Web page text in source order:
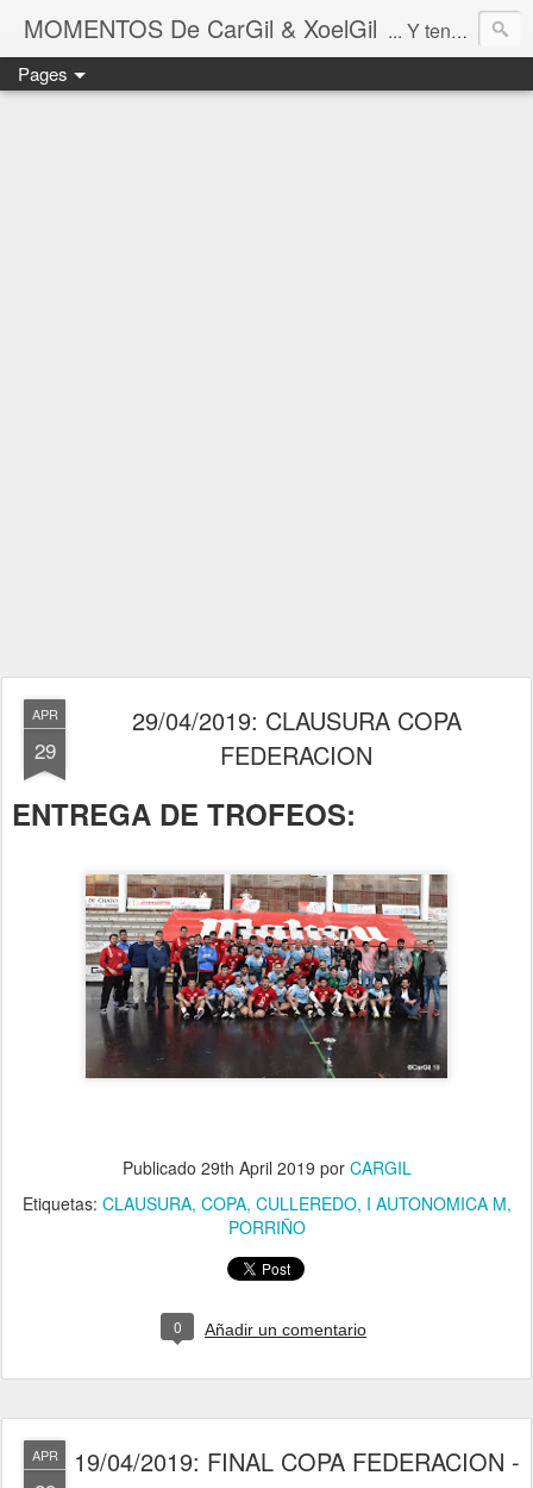
MOMENTOS De CarGil & XoelGil ... Y tengan cuidado ahí fuera, por favor.
Pages
APR
29
29/04/2019: CLAUSURA COPA
FEDERACION
ENTREGA DE TROFEOS:
Publicado 29th April 2019 por CARGIL
Etiquetas: CLAUSURA COPA CULLEREDO I AUTONOMICA M
PORRIÑO
0 Añadir un comentario
APR
19/04/2019: FINAL COPA FEDERACION -